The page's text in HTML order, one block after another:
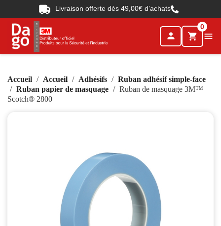
Livraison offerte dès 49,00€ d’achats
person shopping_cart
0

Accueil Accueil Adhésifs
Ruban adhésif simple-face
Ruban papier de masquage
Ruban de masquage 3M™
Scotch® 2800